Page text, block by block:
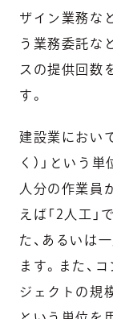
ザイン業務な
う業務委託な
スの提供回数
す。
建設業におい
く）」という
人分の作業員
えば「2人工」
た、あるいは
ます。また、
ジェクトの規